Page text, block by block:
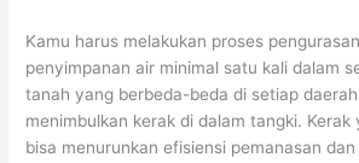
Kamu harus melakukan proses
penyimpanan air minimal satu kali dalam
tanah yang berbeda-beda di setiap
menimbulkan kerak di dalam tangki. Kerak
bisa menurunkan efisiensi pemanasan